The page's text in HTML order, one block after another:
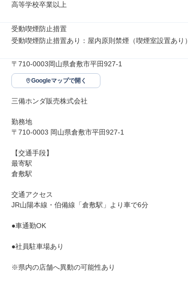
高等学校卒業以上
受動喫煙防止措置
受動喫煙防止措置あり：屋内原則禁煙（喫煙室設置あり）
〒710-0003岡山県倉敷市平田927-1
Googleマップで開く
三備ホンダ販売株式会社
勤務地
〒710-0003 岡山県倉敷市平田927-1
【交通手段】
最寄駅
倉敷駅
交通アクセス
JR山陽本線・伯備線「倉敷駅」より車で6分
●車通勤OK
●社員駐車場あり
※県内の店舗へ異動の可能性あり